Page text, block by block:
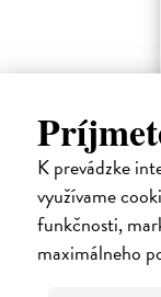
K prevádzke
využívame
funkčnosti,
maximálneho
Moderná
Houdek Jasmína,
Stretli ste sa
sexistickým vtipom